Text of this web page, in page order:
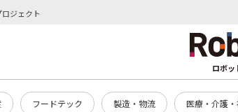
ジェクト
ロボッ
フードテック 製造・物流 医療・介護